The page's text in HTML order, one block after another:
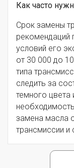
Как часто
Срок замены
рекомендаций
условий его
от 30 000 до
типа
следить за
темного цвета
замена масла
трансмиссии и